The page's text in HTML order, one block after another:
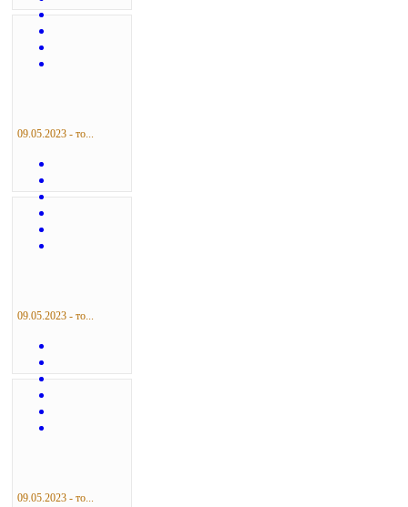
09.05.2023 - то...
09.05.2023 - то...
09.05.2023 - то...